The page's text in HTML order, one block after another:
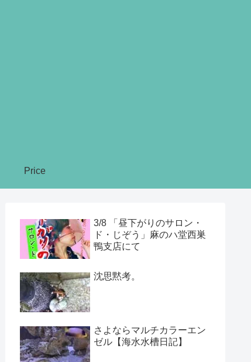
Price
3/8 「昼下がりのサロン・
ド・じぞう」麻のハ堂西巣
鴨支店にて
沈思黙考。
さよならマルチカラーエン
ゼル【海水水槽日記】